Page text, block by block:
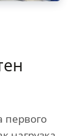
первого